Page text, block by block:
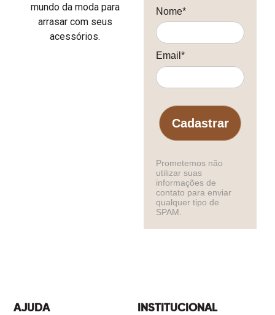
mundo da moda para
arrasar com seus
acessórios.
Nome*
Email*
Cadastrar
Prometemos não
utilizar suas
informações de
contato para enviar
qualquer tipo de
SPAM.
INSTITUCIONAL
AJUDA